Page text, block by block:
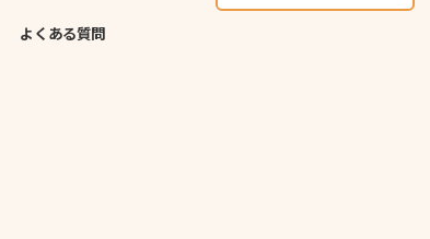
よくある質問